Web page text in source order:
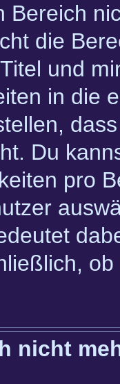
Bereich
die
und
in die
Du
pro
nicht